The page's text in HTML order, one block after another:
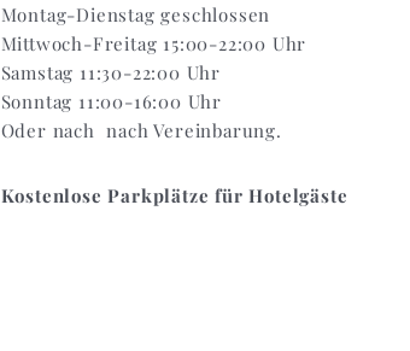
Montag-Dienstag geschlossen
Mittwoch-Freitag 15:00-22:00 Uhr
Samstag 11:30-22:00 Uhr
Sonntag 11:00-16:00 Uhr
Oder nach nach Vereinbarung.
Kostenlose Parkplätze für Hotelgäste